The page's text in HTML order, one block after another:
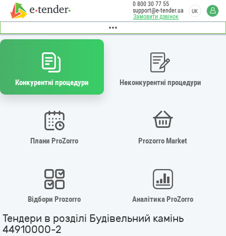
Замовити дзвінок
0 800 30 77 55
support@e-tender.ua
UK
Конкурентні процедури Неконкурентні процедури
Плани ProZorro Prozorro Market
Відбори Prozorro Аналітика ProZorro
Тендери в розділі Будівельний камінь
44910000-2